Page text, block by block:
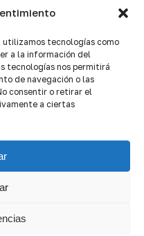
utilizamos tecnologías como
a la información del
tecnologías nos permitirá
de navegación o las
consentir o retirar el
a ciertas